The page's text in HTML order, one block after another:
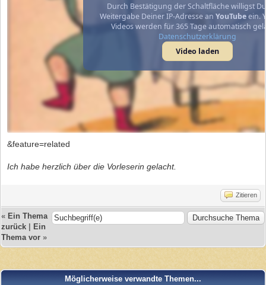
Durch Bestätigung der Schaltfläche willigst
Weitergabe Deiner IP-Adresse an YouTubeein.
Videos werden für 365 Tage automatisch
Datenschutzerklärung
Video laden
&feature=related
Ich habe herzlich über die Vorleserin gelacht.
Zitieren
« Ein Thema
zurück
Ein
Thema vor »
Möglicherweise verwandte Themen...